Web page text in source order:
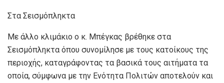
Στα Σεισμόπληκτα
Με άλλο κλιμάκιο ο κ. Μπέγκας βρέθηκε στα
Σεισμόπληκτα όπου συνομίλησε με τους κατοίκους της
περιοχής, καταγράφοντας τα βασικά τους αιτήματα τα
οποία, σύμφωνα με την Ενότητα Πολιτών αποτελούν και